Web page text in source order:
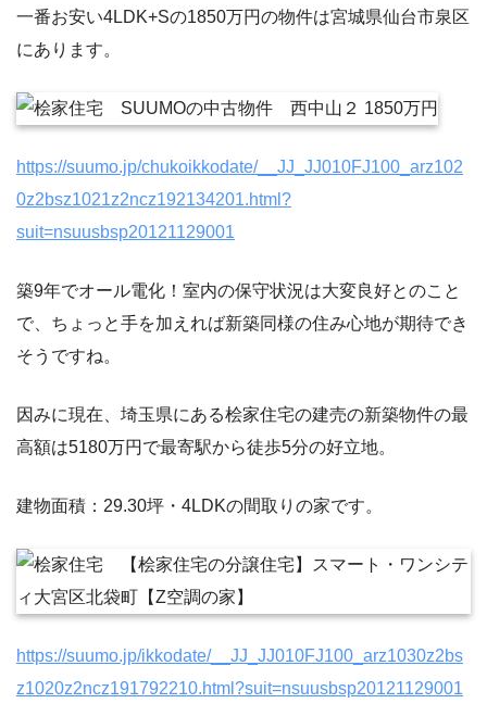
一番お安い4LDK+Sの1850万円の物件は宮城県仙台市泉区
にあります。
https://suumo.jp/chukoikkodate/__JJ_JJ010FJ100_arz102
0z2bsz1021z2ncz192134201.html?
suit=nsuusbsp20121129001
築9年でオール電化！室内の保守状況は大変良好とのこと
で、ちょっと手を加えれば新築同様の住み心地が期待でき
そうですね。
因みに現在、埼玉県にある桧家住宅の建売の新築物件の最
高額は5180万円で最寄駅から徒歩5分の好立地。
建物面積：29.30坪・4LDKの間取りの家です。
https://suumo.jp/ikkodate/__JJ_JJ010FJ100_arz1030z2bs
z1020z2ncz191792210.html?suit=nsuusbsp20121129001